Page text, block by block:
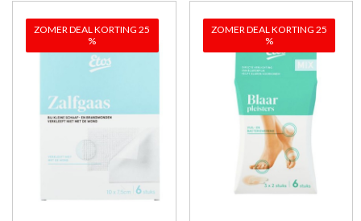
ZOMER DEAL KORTING 25
%
ZOMER DEAL KORTING 25
%